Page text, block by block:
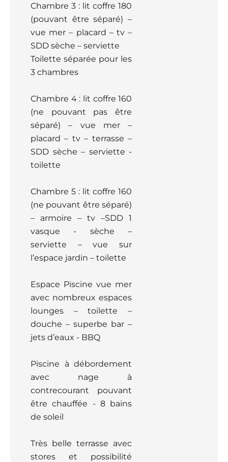
Chambre 3 : lit coffre 180
(pouvant être séparé) –
vue mer – placard – tv –
SDD sèche – serviette
Toilette séparée pour les
3 chambres
Chambre 4 : lit coffre 160
(ne pouvant pas être
séparé) – vue mer –
placard – tv – terrasse –
SDD sèche – serviette -
toilette
Chambre 5 : lit coffre 160
(ne pouvant être séparé)
– armoire – tv –SDD 1
vasque - sèche –
serviette – vue sur
l’espace jardin – toilette
Espace Piscine vue mer
avec nombreux espaces
lounges – toilette –
douche – superbe bar –
jets d’eaux - BBQ
Piscine à débordement
avec nage à
contrecourant pouvant
être chauffée - 8 bains
de soleil
Très belle terrasse avec
stores et possibilité